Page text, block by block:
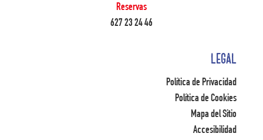
Reservas
627 23 24 46
LEGAL
Política de Privacidad
Política de Cookies
Mapa del Sitio
Accesibilidad